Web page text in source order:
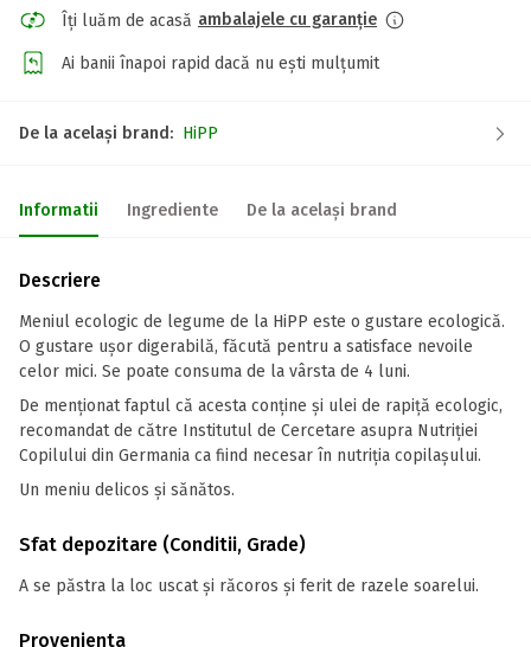
Îți luăm de acasă ambalajele cu garanție
Ai banii înapoi rapid dacă nu ești mulțumit
De la același brand: HiPP
Informatii Ingrediente De la același brand
Descriere
Meniul ecologic de legume de la HiPP este o gustare ecologică.
O gustare ușor digerabilă, făcută pentru a satisface nevoile
celor mici. Se poate consuma de la vârsta de 4 luni.
De menționat faptul că acesta conține și ulei de rapiță ecologic,
recomandat de către Institutul de Cercetare asupra Nutriției
Copilului din Germania ca fiind necesar în nutriția copilașului.
Un meniu delicos și sănătos.
Sfat depozitare (Conditii, Grade)
A se păstra la loc uscat și răcoros și ferit de razele soarelui.
Provenienta